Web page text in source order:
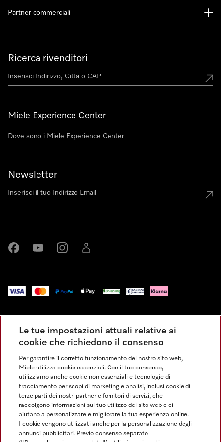
Ricerca rivenditori
Miele Experience Center
Dove sono i Miele Experience Center
Newsletter
Partner commerciali
Condizioni Generali di Vendita
Privacy
Condizioni di Utilizzo
Dichiarazione di Accessibilità
Modulo di recesso
Legge sui servizi digitali
Impostazioni dei cookie
Le tue impostazioni attuali relative ai
cookie che richiedono il consenso
Per garantire il corretto funzionamento del nostro sito web,
Miele utilizza cookie essenziali. Con il tuo consenso,
utilizziamo anche cookie non essenziali e tecnologie di
tracciamento per scopi di marketing e analisi, inclusi cookie di
terze parti dei nostri partner e fornitori di servizi, che
raccolgono informazioni sul tuo utilizzo del sito web e ci
aiutano a personalizzare e migliorare la tua esperienza online.
I cookie vengono utilizzati anche per la personalizzazione degli
annunci pubblicitari. Previo consenso separato